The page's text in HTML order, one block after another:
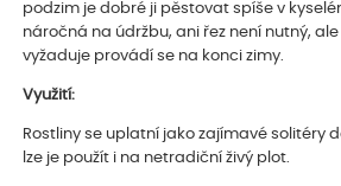
podzim je dobré ji pěstovat spíše v
náročná na údržbu, ani řez není nutný,
vyžaduje provádí se na konci zimy.
Využití:
Rostliny se uplatní jako zajímavé solitéry
lze je použít i na netradiční živý plot.